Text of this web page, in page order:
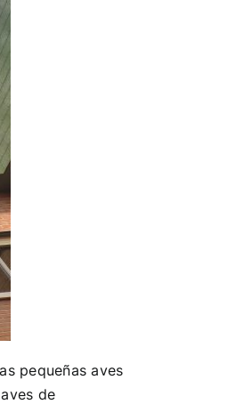
pequeñas aves
de